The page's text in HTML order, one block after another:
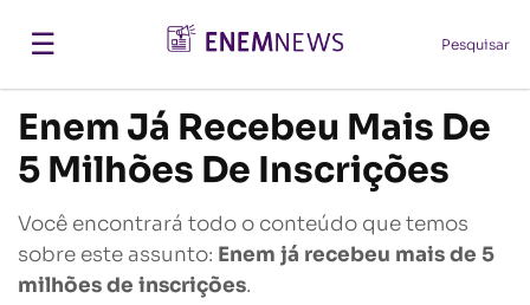
☰ Pesquisar
Enem Já Recebeu Mais De
5 Milhões De Inscrições
Você encontrará todo o conteúdo que temos
sobre este assunto: Enem já recebeu mais de 5
milhões de inscrições.